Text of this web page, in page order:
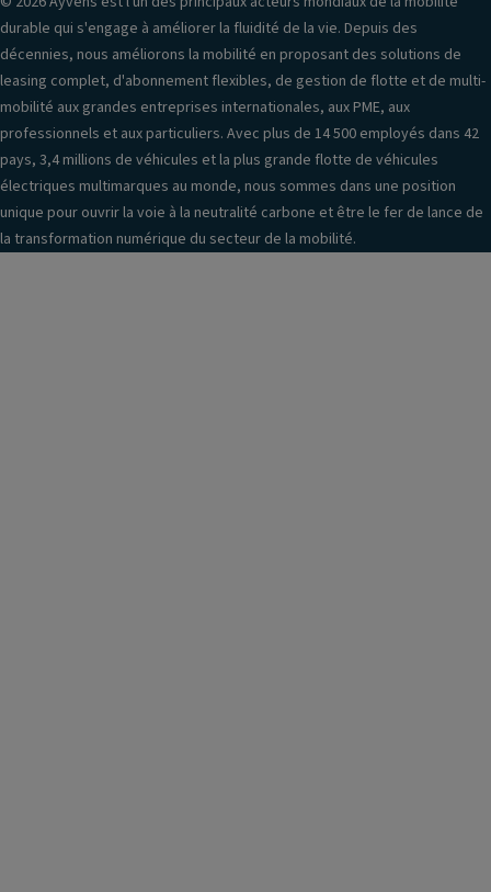
durable qui s'engage à améliorer la fluidité de la vie. Depuis des
décennies, nous améliorons la mobilité en proposant des solutions de
leasing complet, d'abonnement flexibles, de gestion de flotte et de multi-
mobilité aux grandes entreprises internationales, aux PME, aux
professionnels et aux particuliers. Avec plus de 14 500 employés dans 42
pays, 3,4 millions de véhicules et la plus grande flotte de véhicules
électriques multimarques au monde, nous sommes dans une position
unique pour ouvrir la voie à la neutralité carbone et être le fer de lance de
la transformation numérique du secteur de la mobilité.